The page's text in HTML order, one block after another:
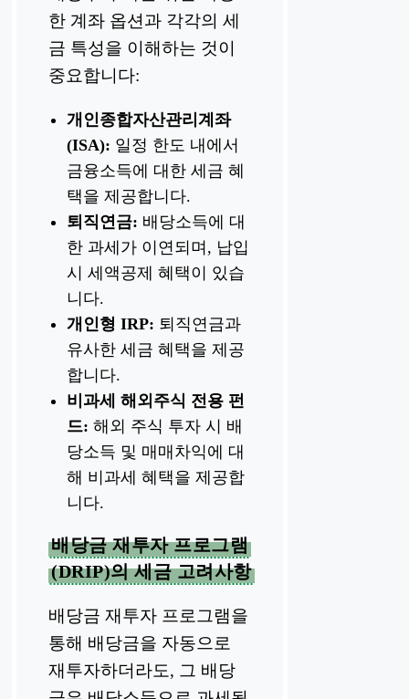
한 계좌 옵션과 각각의 세
금 특성을 이해하는 것이
중요합니다:
개인종합자산관리계좌
(ISA): 일정 한도 내에서
금융소득에 대한 세금 혜
택을 제공합니다.
퇴직연금: 배당소득에 대
한 과세가 이연되며, 납입
시 세액공제 혜택이 있습
니다.
개인형 IRP: 퇴직연금과
유사한 세금 혜택을 제공
합니다.
비과세 해외주식 전용 펀
드: 해외 주식 투자 시 배
당소득 및 매매차익에 대
해 비과세 혜택을 제공합
니다.
배당금 재투자 프로그램
(DRIP)의 세금 고려사항
배당금 재투자 프로그램을
통해 배당금을 자동으로
재투자하더라도, 그 배당